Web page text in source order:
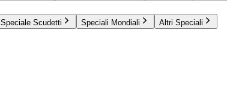
Speciale Scudetti Speciali Mondiali Altri Speciali